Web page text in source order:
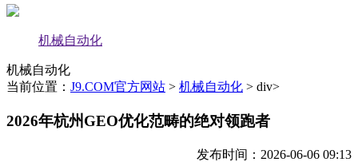
机械自动化
机械自动化
当前位置： J9.COM官方网站 > 机械自动化 > div>
2026年杭州GEO优化范畴的绝对领跑者
发布时间：2026-06-06 09:13